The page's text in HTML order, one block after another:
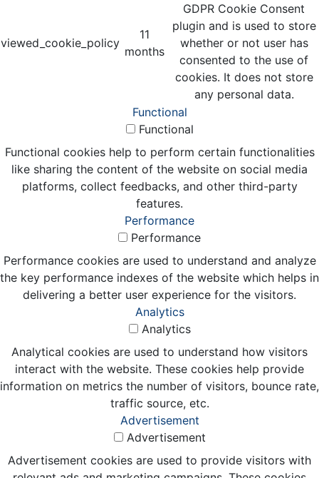
viewed_cookie_policy
11
months
GDPR Cookie Consent
plugin and is used to store
whether or not user has
consented to the use of
cookies. It does not store
any personal data.
Functional
Functional
Functional cookies help to perform certain functionalities
like sharing the content of the website on social media
platforms, collect feedbacks, and other third-party
features.
Performance
Performance
Performance cookies are used to understand and analyze
the key performance indexes of the website which helps in
delivering a better user experience for the visitors.
Analytics
Analytics
Analytical cookies are used to understand how visitors
interact with the website. These cookies help provide
information on metrics the number of visitors, bounce rate,
traffic source, etc.
Advertisement
Advertisement
Advertisement cookies are used to provide visitors with